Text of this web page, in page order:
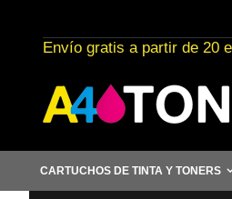
al
contenido
Envío gratis a partir de 20
CARTUCHOS DE TINTA Y TONERS